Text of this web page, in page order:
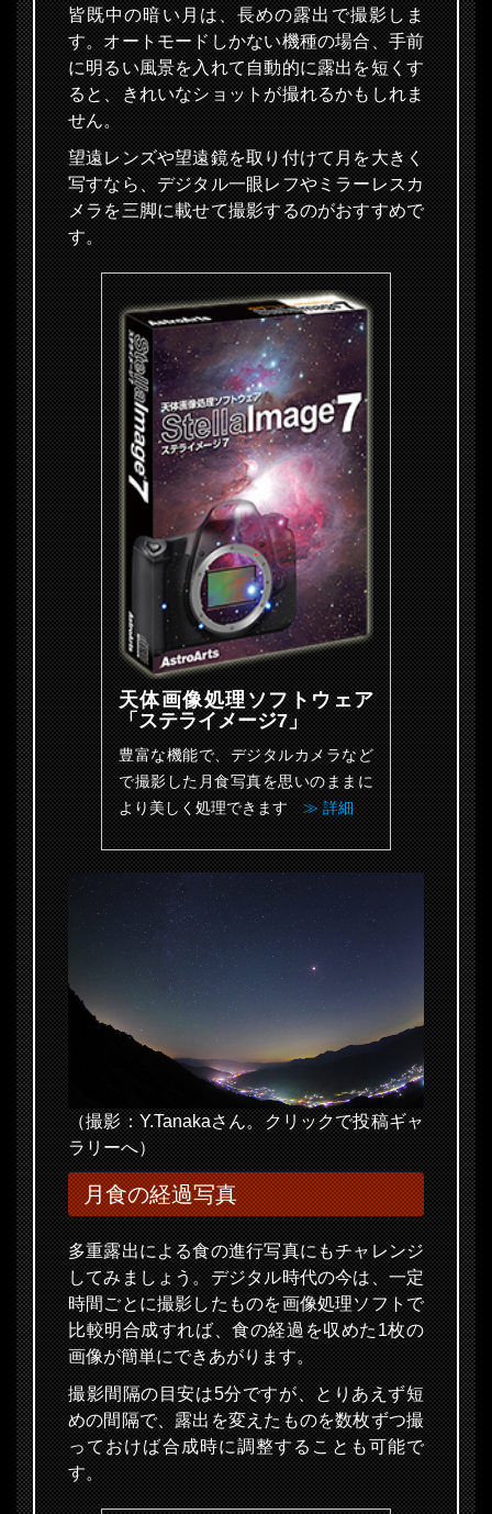
皆既中の暗い月は、長めの露出で撮影しま
す。オートモードしかない機種の場合、手前
に明るい風景を入れて自動的に露出を短くす
ると、きれいなショットが撮れるかもしれま
せん。
望遠レンズや望遠鏡を取り付けて月を大きく
写すなら、デジタル一眼レフやミラーレスカ
メラを三脚に載せて撮影するのがおすすめで
す。
天体画像処理ソフトウェア
「ステライメージ7」
豊富な機能で、デジタルカメラなど
で撮影した月食写真を思いのままに
より美しく処理できます≫ 詳細
（撮影：Y.Tanakaさん。クリックで投稿ギャ
ラリーへ）
月食の経過写真
多重露出による食の進行写真にもチャレンジ
してみましょう。デジタル時代の今は、一定
時間ごとに撮影したものを画像処理ソフトで
比較明合成すれば、食の経過を収めた1枚の
画像が簡単にできあがります。
撮影間隔の目安は5分ですが、とりあえず短
めの間隔で、露出を変えたものを数枚ずつ撮
っておけば合成時に調整することも可能で
す。